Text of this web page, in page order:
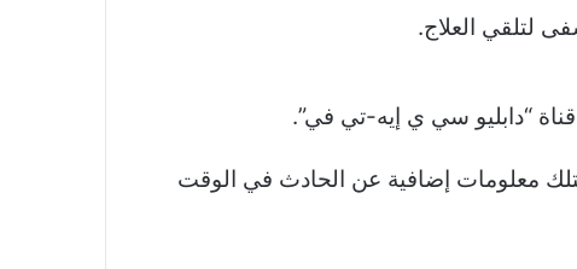
لتلقي العلاج.
“دابليو سي ي إيه-تي في”.
تمتلك معلومات إضافية عن الحادث في الوقت